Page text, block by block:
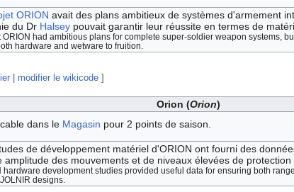
ORION avait des plans ambitieux de systèmes d'armement
du Dr Halseypouvait garantir leur réussite en termes de
ORION had ambitious plans for complete super-soldier weapon systems,
hardware and wetware to fruition.
|modifier le wikicode ]
Orion (Orion)
dans le Magasin pour 2 points de saison.
de développement matériel d'ORION ont fourni des
amplitude des mouvements et de niveaux élevées de protection
hardware development studies provided useful data for ensuring both
designs.